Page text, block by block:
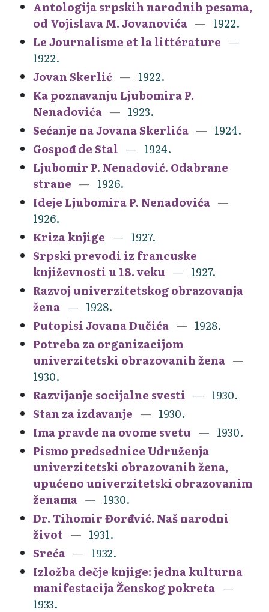
Antologija srpskih narodnih pesama,
od Vojislava M. Jovanovića
1922.
Le Journalisme et la littérature
1922.
Jovan Skerlić
1922.
Ka poznavanju Ljubomira P.
Nenadovića
1923.
Sećanje na Jovana Skerlića
1924.
Gospođa de Stal
1924.
Ljubomir P. Nenadović. Odabrane
strane
1926.
Ideje Ljubomira P. Nenadovića
1926.
Kriza knjige
1927.
Srpski prevodi iz francuske
književnosti u 18. veku
1927.
Razvoj univerzitetskog obrazovanja
žena
1928.
Putopisi Jovana Dučića
1928.
Potreba za organizacijom
univerzitetski obrazovanih žena
1930.
Razvijanje socijalne svesti
1930.
Stan za izdavanje
1930.
Ima pravde na ovome svetu
1930.
Pismo predsednice Udruženja
univerzitetski obrazovanih žena,
upućeno univerzitetski obrazovanim
ženama
1930.
Dr. Tihomir Đorđević. Naš narodni
život
1931.
Sreća
1932.
Izložba dečje knjige: jedna kulturna
manifestacija Ženskog pokreta
1933.